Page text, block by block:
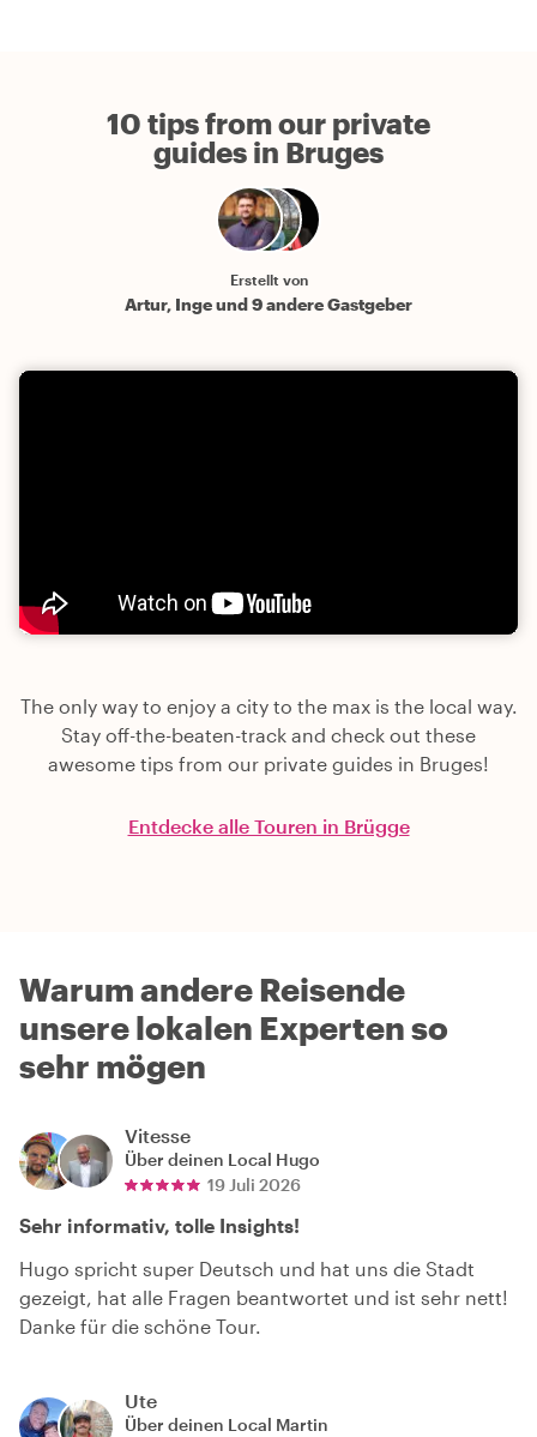
10 tips from our private
guides in Bruges
Erstellt von
Artur, Inge und 9 andere Gastgeber
The only way to enjoy a city to the max is the local way.
Stay off-the-beaten-track and check out these
awesome tips from our private guides in Bruges!
Entdecke alle Touren in Brügge
Warum andere Reisende
unsere lokalen Experten so
sehr mögen
Vitesse
Über deinen Local Hugo
19 Juli 2026
Sehr informativ, tolle Insights!
Hugo spricht super Deutsch und hat uns die Stadt
gezeigt, hat alle Fragen beantwortet und ist sehr nett!
Danke für die schöne Tour.
Ute
Über deinen Local Martin